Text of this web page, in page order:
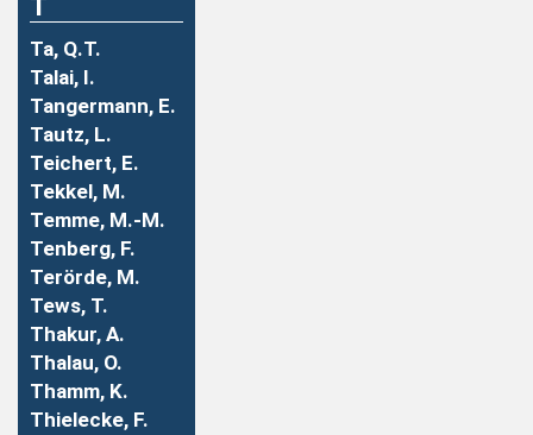
T
Ta, Q.T.
Talai, I.
Tangermann, E.
Tautz, L.
Teichert, E.
Tekkel, M.
Temme, M.-M.
Tenberg, F.
Terörde, M.
Tews, T.
Thakur, A.
Thalau, O.
Thamm, K.
Thielecke, F.